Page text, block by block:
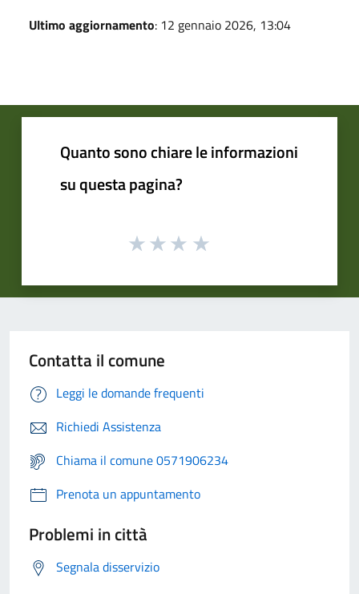
Ultimo aggiornamento: 12 gennaio 2026, 13:04
Quanto sono chiare le informazioni
su questa pagina?
Contatta il comune
Leggi le domande frequenti
Richiedi Assistenza
Chiama il comune 0571906234
Prenota un appuntamento
Problemi in città
Segnala disservizio